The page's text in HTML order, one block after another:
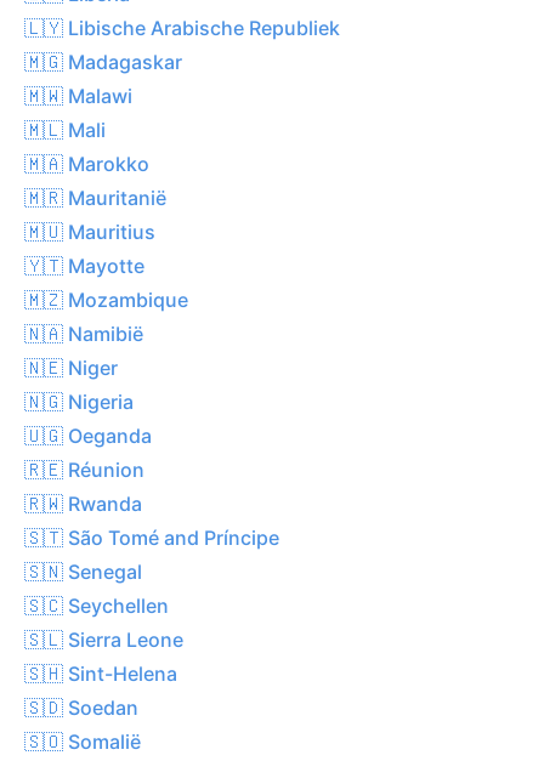
🇱🇾 Libische Arabische Republiek
🇲🇬 Madagaskar
🇲🇼 Malawi
🇲🇱 Mali
🇲🇦 Marokko
🇲🇷 Mauritanië
🇲🇺 Mauritius
🇾🇹 Mayotte
🇲🇿 Mozambique
🇳🇦 Namibië
🇳🇪 Niger
🇳🇬 Nigeria
🇺🇬 Oeganda
🇷🇪 Réunion
🇷🇼 Rwanda
🇸🇹 São Tomé and Príncipe
🇸🇳 Senegal
🇸🇨 Seychellen
🇸🇱 Sierra Leone
🇸🇭 Sint-Helena
🇸🇩 Soedan
🇸🇴 Somalië